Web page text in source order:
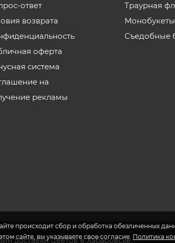
происходит сбор и обработка обезличенных
сайте, вы указываете свое согласие. Политика
ответ
возврата
оферта
система
на
рекламы
Траурная
Монобукеты
Съедобные
доставки цветов в Хабаровске.